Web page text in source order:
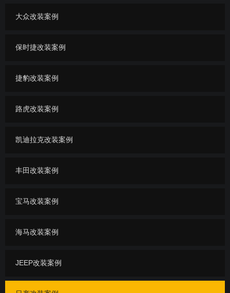
大众改装案例
保时捷改装案例
捷豹改装案例
路虎改装案例
凯迪拉克改装案例
丰田改装案例
宝马改装案例
海马改装案例
JEEP改装案例